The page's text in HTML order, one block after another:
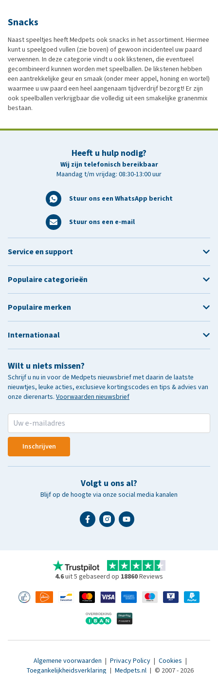
Snacks
Naast speeltjes heeft Medpets ook snacks in het assortiment. Hiermee
kunt u speelgoed vullen (zie boven) of gewoon incidenteel uw paard
verwennen. In deze categorie vindt u ook likstenen, die eventueel
gecombineerd kunnen worden met speelballen. De likstenen hebben
een aantrekkelijke geur en smaak (onder meer appel, honing en wortel)
waarmee u uw paard een heel aangenaam tijdverdrijf bezorgt! Er zijn
ook speelballen verkrijgbaar die volledig uit een smakelijke granenmix
bestaan.
Heeft u hulp nodig?
Wij zijn telefonisch bereikbaar
Maandag t/m vrijdag: 08:30-13:00 uur
Stuur ons een WhatsApp bericht
Stuur ons een e-mail
Wilt u niets missen?
Schrijf u nu in voor de Medpets nieuwsbrief met daarin de laatste
nieuwtjes, leuke acties, exclusieve kortingscodes en tips & advies van
onze dierenarts. Voorwaarden nieuwsbrief
Inschrijven
Volgt u ons al?
Blijf op de hoogte via onze social media kanalen
Service en support
Populaire categorieën
Populaire merken
Internationaal
4.6uit 5 gebaseerd op 18860Reviews
Algemene voorwaarden | Privacy Policy | Cookies |
Toegankelijkheidsverklaring | Medpets.nl | © 2007 - 2026